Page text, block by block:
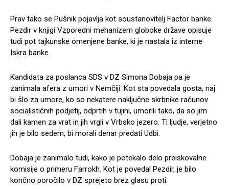
Prav tako se Pušnik pojavlja kot soustanovitelj Factor banke.
Pezdir v knjigi Vzporedni mehanizem globoke države opisuje
tudi pot tajkunske omenjene banke, ki je nastala iz interne
Iskra banke.
Kandidata za poslanca SDS v DZ Simona Dobaja pa je
zanimala afera z umori v Nemčiji. Kot sta povedala gosta, naj
bi šlo za umore, ko so nekatere naključne skrbnike računov
socialističnih podjetij, odprtih v tujini, umorili tako, da so jim
dali kamen za vrat in jih vrgli v Vrbsko jezero. Ti ljudje, verjetno
jih je bilo sedem, bi morali denar predati Udbi.
Dobaja je zanimalo tudi, kako je potekalo delo preiskovalne
komisije o primeru Farrokh. Kot je povedal Pezdir, je bilo
končno poročilo v DZ sprejeto brez glasu proti.